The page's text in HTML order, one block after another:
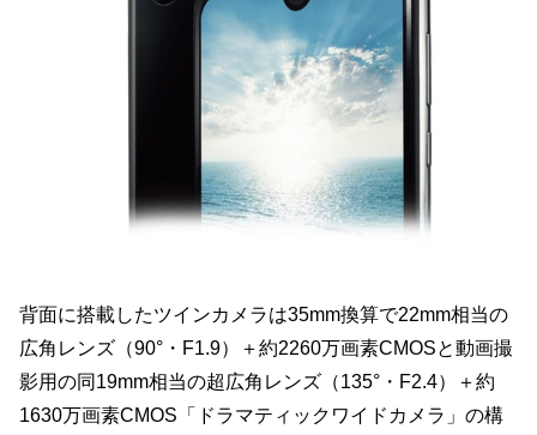
背面に搭載したツインカメラは35mm換算で22mm相当の
広角レンズ（90°・F1.9）＋約2260万画素CMOSと動画撮
影用の同19mm相当の超広角レンズ（135°・F2.4）＋約
1630万画素CMOS「ドラマティックワイドカメラ」の構